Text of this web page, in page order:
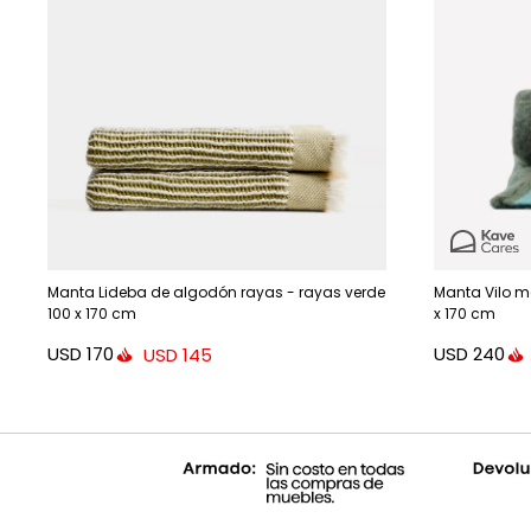
Manta Lideba de algodón rayas - rayas verde
100 x 170 cm
USD 170 USD 145
Manta Vilo
x 170 cm
USD 240